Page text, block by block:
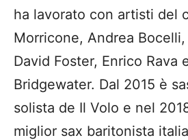
ha lavorato con artisti del
Morricone, Andrea
David Foster, Enrico Rava
Bridgewater. Dal 2015 è
solista de Il Volo e nel
miglior sax baritonista